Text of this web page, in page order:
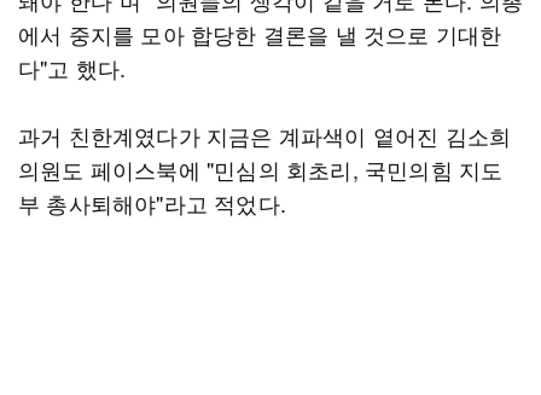
에서 중지를 모아 합당한 결론을 낼 것으로 기대한
다"고 했다.
과거 친한계였다가 지금은 계파색이 옅어진 김소희
의원도 페이스북에 "민심의 회초리, 국민의힘 지도
부 총사퇴해야"라고 적었다.